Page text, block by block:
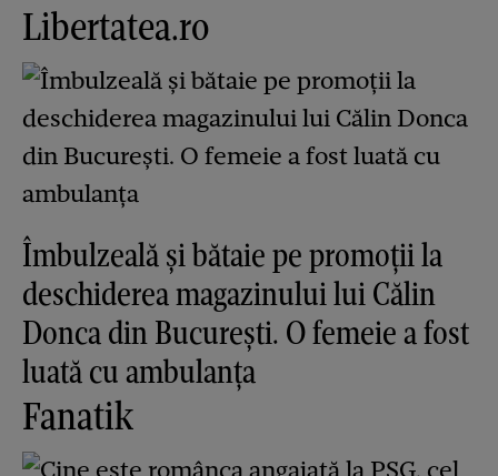
Libertatea.ro
Îmbulzeală și bătaie pe promoții la
deschiderea magazinului lui Călin
Donca din București. O femeie a fost
luată cu ambulanța
Fanatik